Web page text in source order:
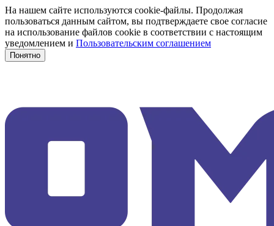
На нашем сайте используются cookie-файлы. Продолжая
пользоваться данным сайтом, вы подтверждаете свое согласие
на использование файлов cookie в соответствии с настоящим
уведомлением и Пользовательским соглашением
Понятно